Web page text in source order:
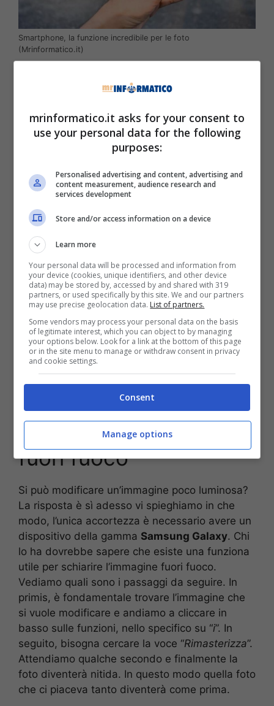
Smartphone, la funzione incredibile per le foto
(Mrinformatico.it)
immortalare momenti
abbiamo sempre con noi. Ovviamente, con il
tempo quelle dei cellulari sono diventate
sempre più all’avanguardia e complete, ma a
volte ci si limita a scattare la foto e basta, in
realtà ormai ci sono dellefunzionalità che
potrebbero ancora di più rendere i nostri
scatti unici .
Purtroppo, però, a volte può capitare di scattare
una foto sfuocata, in questi casi sembra difficile
intervenire, ma chi ha la gammaSamsung
Galaxynon ha nulla da temere perché è
possibile intervenire e adesso vi spieghiamo in
che modo.Modificarlerichiederà veramente
pochissimi minuti, ma siamo sicuri che così
facendo l’immagine “rovinata” sarà finalmente
come piace a voi.
Come riuscire a
schiarire un’immagine
fuori fuoco
Si può modificare un’immagine poco luminosa?
La risposta è sì adesso vi spieghiamo in che
modo, l’unica accortezza è necessario avere un
dispositivo della gamma Samsung Galaxy. Chi
lo ha dovrebbe sapere che esiste una funziona
utile per schiarire l’immagine fuori fuoco.
Vediamo quali sono i passaggi da seguire. In
primis, è fondamentale trovare l’immagine che
si vuole modificare e andiamo a cliccare in
basso sulle funzioni, nello specifico su “i”. In
seguito, bisogna cercare la voce “Rimasterizza”.
Attendiamo qualche secondo e finalmente la
foto diventerà nitida. In questo modo quella foto
che ci piaceva tanto diventerà come prima.
mrinformatico.it asks for your consent to
use your personal data for the following
purposes:
Personalised advertising and content, advertising and
content measurement, audience research and
services development
Store and/or access information on a device
Learn more
Your personal data will be processed and information from
your device (cookies, unique identifiers, and other device
data) may be stored by, accessed by and shared with 319
partners, or used specifically by this site. We and our partners
may use precise geolocation data. List of partners.
Some vendors may process your personal data on the basis
of legitimate interest, which you can object to by managing
your options below. Look for a link at the bottom of this page
or in the site menu to manage or withdraw consent in privacy
and cookie settings.
Consent
Manage options